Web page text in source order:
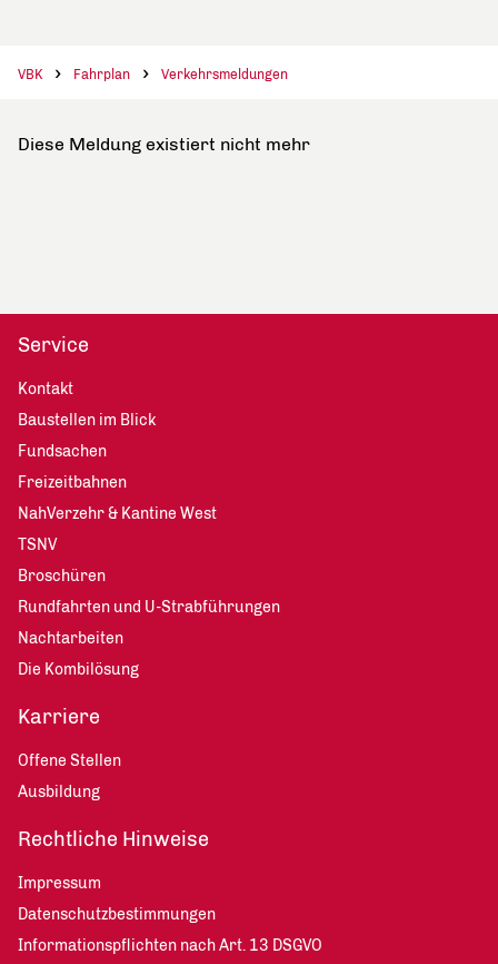
VBK Fahrplan Verkehrsmeldungen
Diese Meldung existiert nicht mehr
Service
Kontakt
Baustellen im Blick
Fundsachen
Freizeitbahnen
NahVerzehr & Kantine West
TSNV
Broschüren
Rundfahrten und U-Strabführungen
Nachtarbeiten
Die Kombilösung
Karriere
Offene Stellen
Ausbildung
Rechtliche Hinweise
Impressum
Datenschutzbestimmungen
Informationspflichten nach Art. 13 DSGVO